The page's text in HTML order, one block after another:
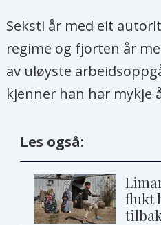
Seksti år med eit
regime og fjorten år
av uløyste
kjenner han har mykje
Les også:
flukt